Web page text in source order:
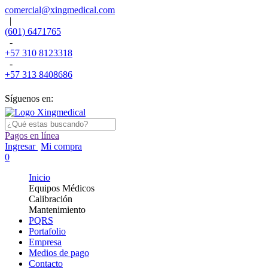
comercial@xingmedical.com
|
(601) 6471765
-
+57 310 8123318
-
+57 313 8408686
Síguenos en:
Pagos en línea
Ingresar Mi compra
0
Inicio
Equipos Médicos
Calibración
Mantenimiento
PQRS
Portafolio
Empresa
Medios de pago
Contacto